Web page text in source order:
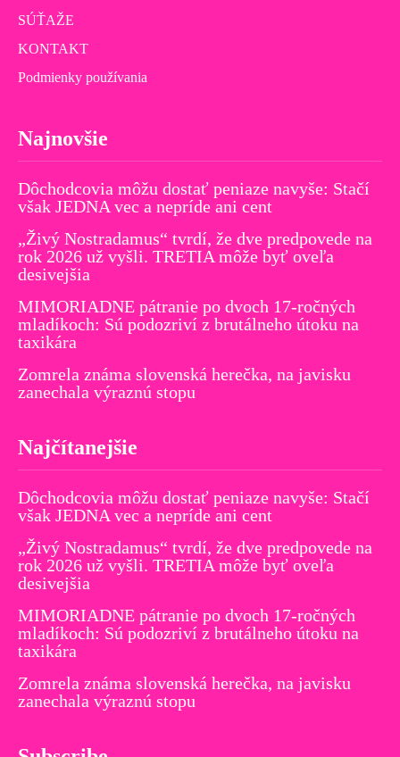
SÚŤAŽE
KONTAKT
Podmienky používania
Najnovšie
Dôchodcovia môžu dostať peniaze navyše: Stačí
však JEDNA vec a nepríde ani cent
„Živý Nostradamus“ tvrdí, že dve predpovede na
rok 2026 už vyšli. TRETIA môže byť oveľa
desivejšia
MIMORIADNE pátranie po dvoch 17-ročných
mladíkoch: Sú podozriví z brutálneho útoku na
taxikára
Zomrela známa slovenská herečka, na javisku
zanechala výraznú stopu
Najčítanejšie
Dôchodcovia môžu dostať peniaze navyše: Stačí
však JEDNA vec a nepríde ani cent
„Živý Nostradamus“ tvrdí, že dve predpovede na
rok 2026 už vyšli. TRETIA môže byť oveľa
desivejšia
MIMORIADNE pátranie po dvoch 17-ročných
mladíkoch: Sú podozriví z brutálneho útoku na
taxikára
Zomrela známa slovenská herečka, na javisku
zanechala výraznú stopu